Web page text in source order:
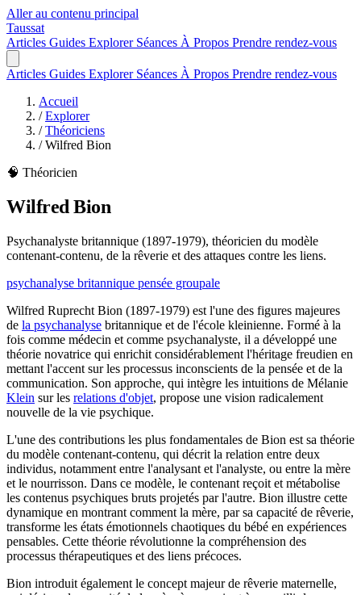
Aller au contenu principal
Taussat
Articles Guides Explorer Séances À Propos Prendre rendez-vous
Articles Guides Explorer Séances À Propos Prendre rendez-vous
Accueil
/ Explorer
/ Théoriciens
/ Wilfred Bion
🧠 Théoricien
Wilfred Bion
Psychanalyste britannique (1897-1979), théoricien du modèle
contenant-contenu, de la rêverie et des attaques contre les liens.
psychanalyse britannique pensée groupale
Wilfred Ruprecht Bion (1897-1979) est l'une des figures majeures
de la psychanalyse britannique et de l'école kleinienne. Formé à la
fois comme médecin et comme psychanalyste, il a développé une
théorie novatrice qui enrichit considérablement l'héritage freudien en
mettant l'accent sur les processus inconscients de la pensée et de la
communication. Son approche, qui intègre les intuitions de Mélanie
Klein sur les relations d'objet, propose une vision radicalement
nouvelle de la vie psychique.
L'une des contributions les plus fondamentales de Bion est sa théorie
du modèle contenant-contenu, qui décrit la relation entre deux
individus, notamment entre l'analysant et l'analyste, ou entre la mère
et le nourrisson. Dans ce modèle, le contenant reçoit et métabolise
les contenus psychiques bruts projetés par l'autre. Bion illustre cette
dynamique en montrant comment la mère, par sa capacité de rêverie,
transforme les états émotionnels chaotiques du bébé en expériences
pensables. Cette théorie révolutionne la compréhension des
processus thérapeutiques et des liens précoces.
Bion introduit également le concept majeur de rêverie maternelle,